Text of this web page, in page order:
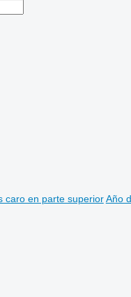
caro en parte superior Año